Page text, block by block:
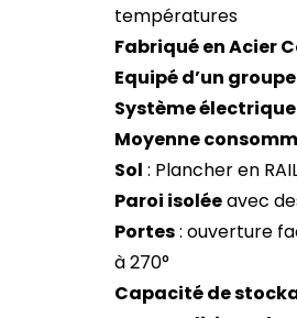
températures
Fabriqué en Acier
Equipé d’un
Système électrique
Moyenne
Sol : Plancher en
Paroi isoléeavec
Portes: ouverture
à 270°
Capacité de